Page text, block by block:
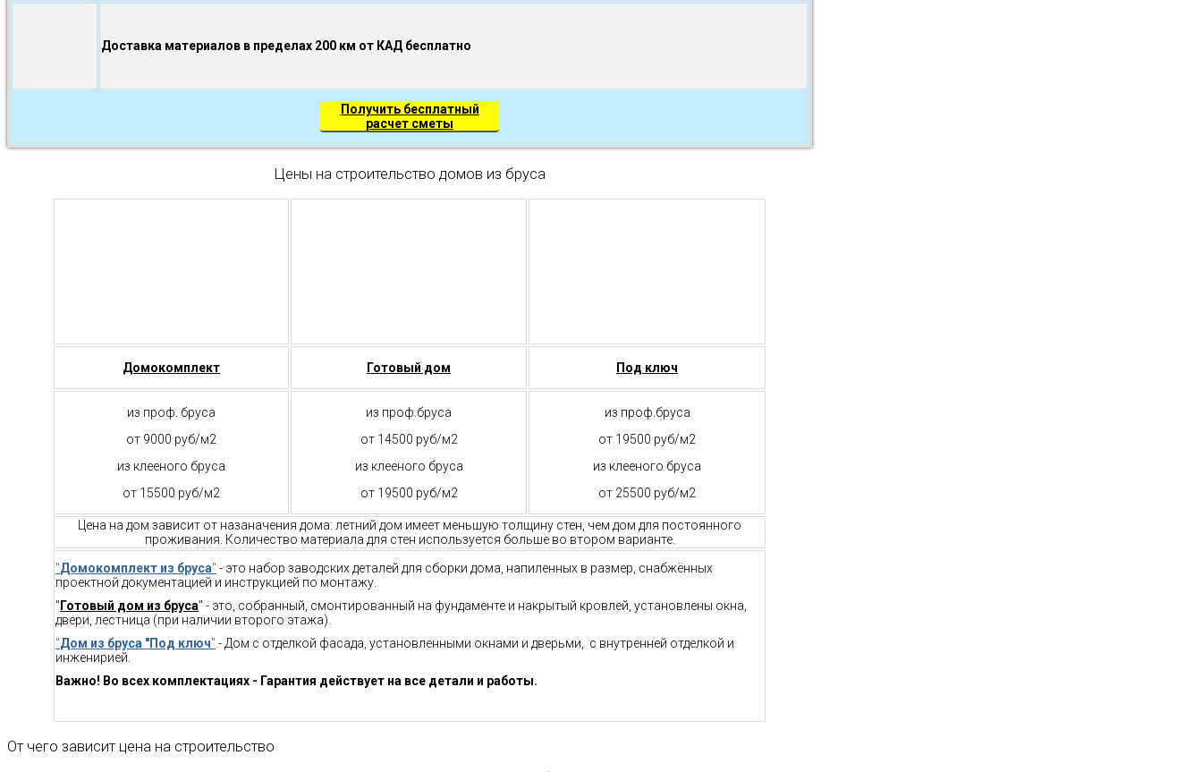
Доставка материалов в пределах 200 км от КАД бесплатно
Получить бесплатный
расчет сметы
Цены на строительство домов из бруса
Домокомплект Готовый дом Под ключ
из проф. бруса
от 9000 руб/м2
из клееного бруса
от 15500 руб/м2
из проф.бруса
от 14500 руб/м2
из клееного бруса
от 19500 руб/м2
из проф.бруса
от 19500 руб/м2
из клееного бруса
от 25500 руб/м2
Цена на дом зависит от назаначения дома: летний дом имеет меньшую толщину стен, чем дом для постоянного
проживания. Количество материала для стен используется больше во втором варианте.
"Домокомплект из бруса" - это набор заводских деталей для сборки дома, напиленных в размер, снабжённых
проектной документацией и инструкцией по монтажу.
" Готовый дом из бруса" - это, собранный, смонтированный на фундаменте и накрытый кровлей, установлены окна,
двери, лестница (при наличии второго этажа).
"Дом из бруса "Под ключ" - Дом с отделкой фасада, установленными окнами и дверьми, с внутренней отделкой и
инженирией.
Важно! Во всех комплектациях - Гарантия действует на все детали и работы.
От чего зависит цена на строительство